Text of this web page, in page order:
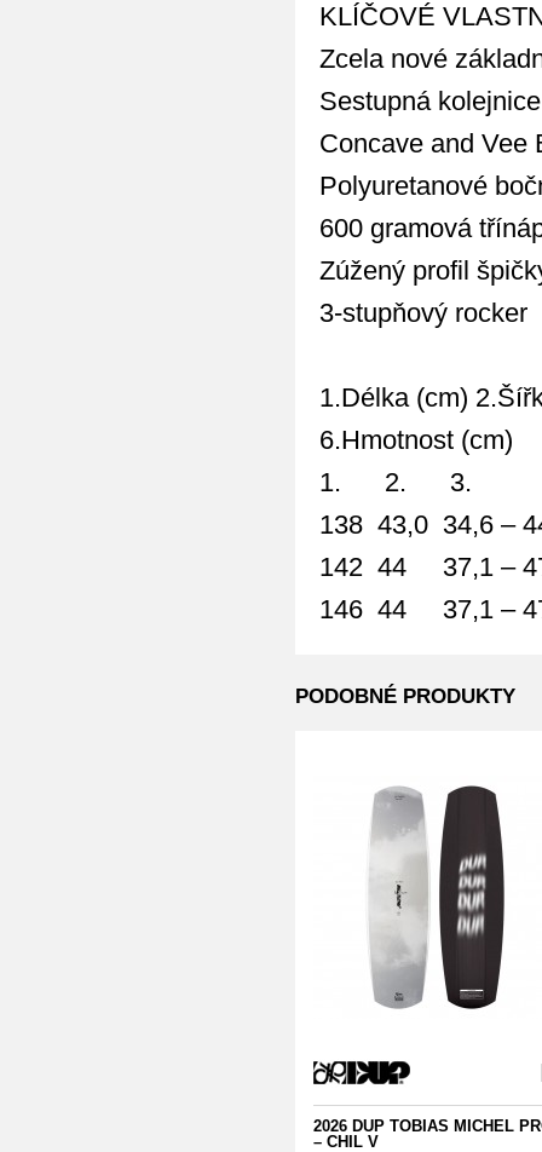
KLÍČOVÉ
Zcela nové
Sestupná kolejnice
Concave and Vee
Polyuretanové
600 gramová
Zúžený profil
3-stupňový rocker
1.Délka (cm)
6.Hmotnost (cm)
1. 2.
138 43,0 34,6 –
142 44 37,1 –
146 44 37,1 –
PODOBNÉ PRODUKTY
2026 DUP TOBIAS MICHEL
– CHIL V